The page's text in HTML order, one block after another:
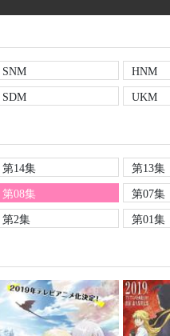
SNM
HNM
SDM UKM
第14集
第13集
第08集
第07集
第2集 第01集